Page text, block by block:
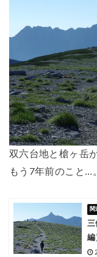
双六台地と槍ヶ岳
もう7年前のこと…。
編